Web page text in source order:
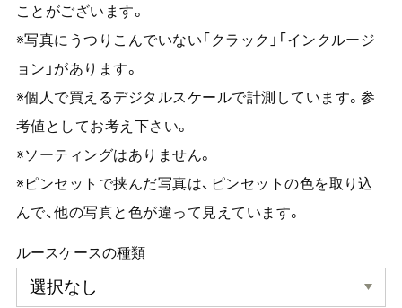
ことがございます。
※写真にうつりこんでいない「クラック」「インクルージ
ョン」があります。
※個人で買えるデジタルスケールで計測しています。参
考値としてお考え下さい。
※ソーティングはありません。
※ピンセットで挟んだ写真は、ピンセットの色を取り込
んで、他の写真と色が違って見えています。
ルースケースの種類